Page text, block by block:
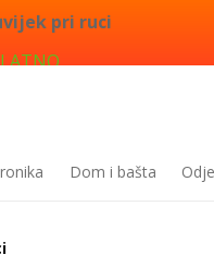
pri ruci
Dom i bašta